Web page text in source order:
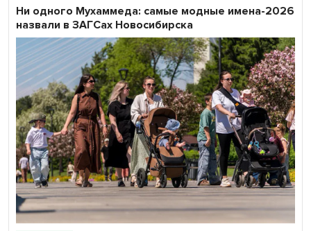
Ни одного Мухаммеда: самые модные имена-2026
назвали в ЗАГСах Новосибирска